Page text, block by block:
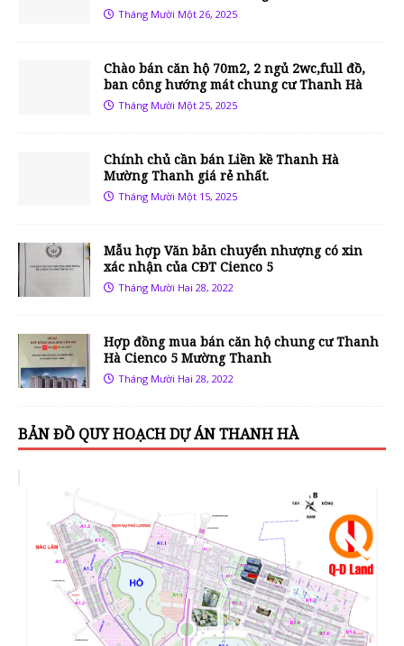
Tháng Mười Một 26, 2025
Chào bán căn hộ 70m2, 2 ngủ 2wc,full đồ,
ban công hướng mát chung cư Thanh Hà
Tháng Mười Một 25, 2025
Chính chủ cần bán Liền kề Thanh Hà
Mường Thanh giá rẻ nhất.
Tháng Mười Một 15, 2025
Mẫu hợp Văn bản chuyển nhượng có xin
xác nhận của CĐT Cienco 5
Tháng Mười Hai 28, 2022
Hợp đồng mua bán căn hộ chung cư Thanh
Hà Cienco 5 Mường Thanh
Tháng Mười Hai 28, 2022
BẢN ĐỒ QUY HOẠCH DỰ ÁN THANH HÀ